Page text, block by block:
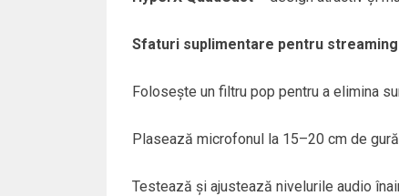
Sfaturi suplimentare pentru streaming
Folosește un filtru pop pentru a elimina
Plasează microfonul la 15–20 cm de
Testează și ajustează nivelurile audio